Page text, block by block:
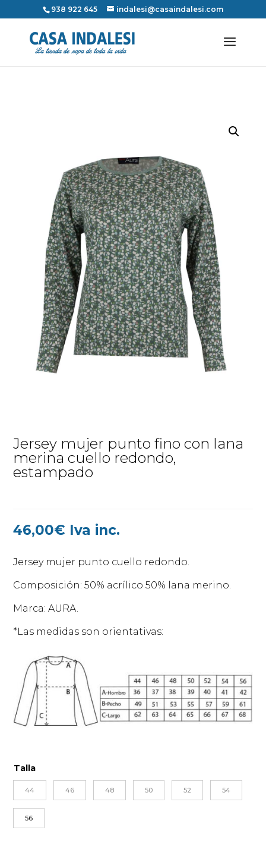
938 922 645 indalesi@casaindalesi.com
Jersey mujer punto fino con lana
merina cuello redondo,
estampado
46,00€ Iva inc.
Jersey mujer punto cuello redondo.
Composición: 50% acrílico 50% lana merino.
Marca: AURA.
*Las medidas son orientativas:
Talla
44 46 48 50 52 54
56